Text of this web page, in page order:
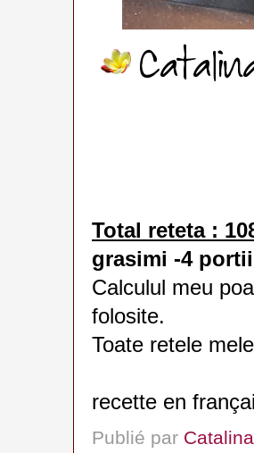
Total reteta :
grasimi -4 portii
Calculul meu
folosite.
Toate retele
recette en
Publié par Catalina